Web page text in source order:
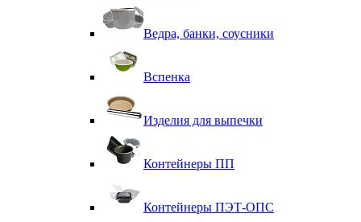
Ведра, банки, соусники
Вспенка
Изделия для выпечки
Контейнеры ПП
Контейнеры ПЭТ-ОПС